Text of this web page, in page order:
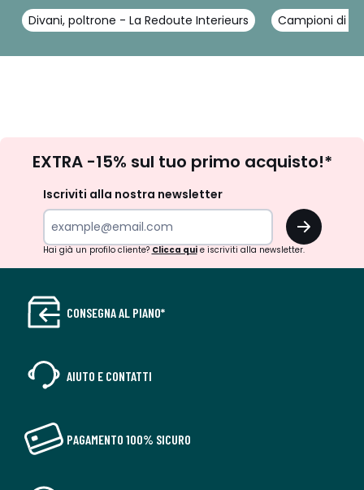
Divani, poltrone - La Redoute Interieurs Campioni di
newsletter
EXTRA -15% sul tuo primo acquisto!*
Iscriviti alla nostra newsletter
OK
Hai già un profilo cliente? Clicca quie iscriviti alla newsletter.
CONSEGNA AL PIANO*
AIUTO E CONTATTI
PAGAMENTO 100% SICURO